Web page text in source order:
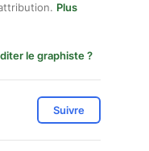
Plus
le graphiste ?
Suivre